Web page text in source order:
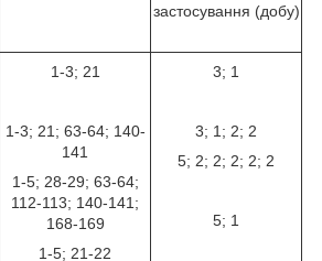
застосування (добу)
1-3; 21
1-3; 21; 63-64; 140-
141
1-5; 28-29; 63-64;
112-113; 140-141;
168-169
1-5; 21-22
3; 1
3; 1; 2; 2
5; 2; 2; 2; 2; 2
5; 1